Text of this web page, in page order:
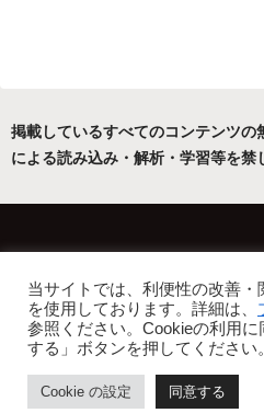
掲載しているすべてのコンテンツの
による読み込み・解析・学習等を禁
プライバシーポリ
Copyright © 2022-2026 フリーア
当サイトでは、利便性の改善
を使用しております。詳細は、
参照ください。Cookieの利用
する」ボタンを押してください。
Cookie の設定 同意する